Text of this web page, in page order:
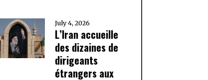
July 4, 2026
L’Iran accueille
des dizaines de
dirigeants
étrangers aux